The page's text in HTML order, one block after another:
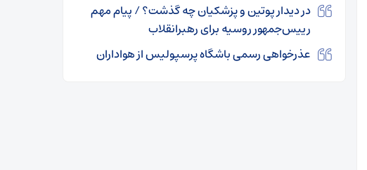
در دیدار پوتین و پزشکیان چه گذشت؟ / پیام مهم
رییس‌جمهور روسیه برای رهبرانقلاب
عذرخواهی رسمی باشگاه پرسپولیس از هواداران